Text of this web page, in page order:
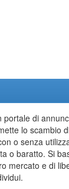
portale di
lo scambio
o senza
o baratto. Si
mercato e di